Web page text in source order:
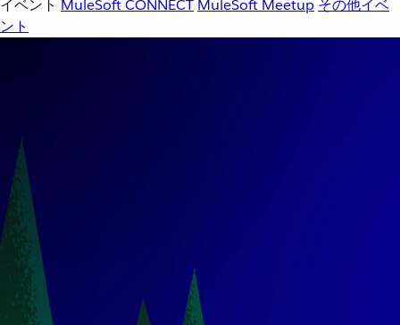
イベント MuleSoft CONNECT MuleSoft Meetup その他イベ
ント